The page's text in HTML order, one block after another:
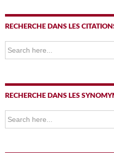
RECHERCHE DANS LES
Search
for:
RECHERCHE DANS LES
Search
for: